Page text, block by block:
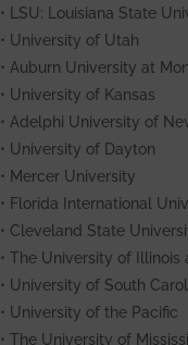
•
LSU: Louisiana State
• University of Utah
• Auburn University at
• University of Kansas
• Adelphi University of
• University of Dayton
• Mercer University
• Florida International
• Cleveland State
• The University of Illinois
• University of South
• University of the Pacific
• The University of